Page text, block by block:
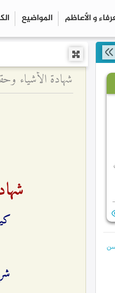
و الأعاظم المواضیع